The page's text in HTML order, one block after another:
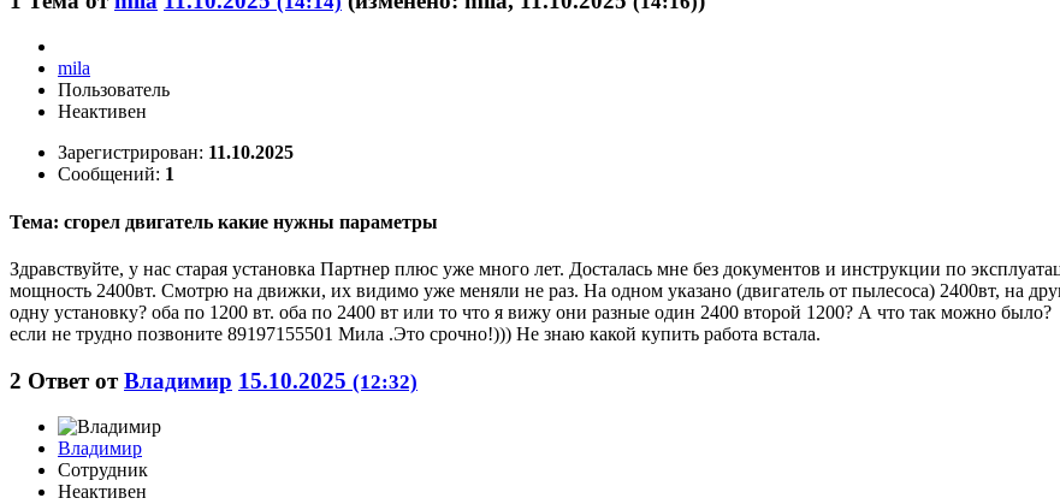
mila
Пользователь
Неактивен
Зарегистрирован: 11.10.2025
Сообщений: 1
Тема: сгорел двигатель какие нужны параметры
Здравствуйте, у нас старая установка Партнер плюс уже много лет. Досталась мне без документов и инструкции по
мощность 2400вт. Смотрю на движки, их видимо уже меняли не раз. На одном указано (двигатель от пылесоса) 2400вт, на
одну установку? оба по 1200 вт. оба по 2400 вт или то что я вижу они разные один 2400 второй 1200? А что так можно было?
если не трудно позвоните 89197155501 Мила .Это срочно!))) Не знаю какой купить работа встала.
2 Ответ отВладимир 15.10.2025 (12:32)
Владимир
Сотрудник
Неактивен